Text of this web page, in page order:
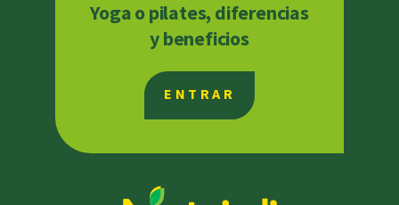
Yoga o pilates, diferencias
y beneficios
ENTRAR